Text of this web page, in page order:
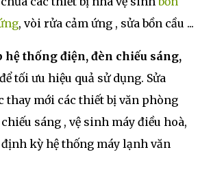
, vòi rửa cảm ứng , sửa bồn cầu ...
hệ thống điện, đèn chiếu sáng,
để tối ưu hiệu quả sử dụng. Sửa
thay mới các thiết bị văn phòng
sáng , vệ sinh máy điều hoà,
kỳ hệ thống máy lạnh văn